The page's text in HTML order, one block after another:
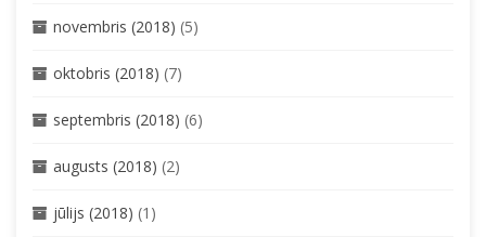
novembris (2018) (5)
oktobris (2018) (7)
septembris (2018) (6)
augusts (2018) (2)
jūlijs (2018) (1)